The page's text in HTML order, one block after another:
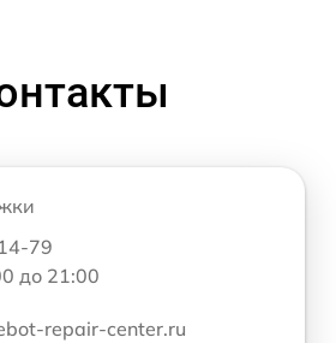
79
до 21:00
repair-center.ru